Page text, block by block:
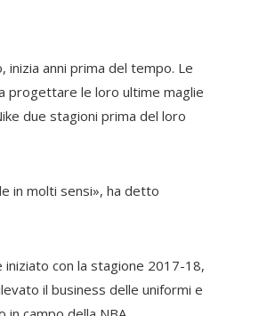
inizia anni prima del tempo. Le
progettare le loro ultime maglie
due stagioni prima del loro
in molti sensi», ha detto
iniziato con la stagione 2017-18,
il business delle uniformi e